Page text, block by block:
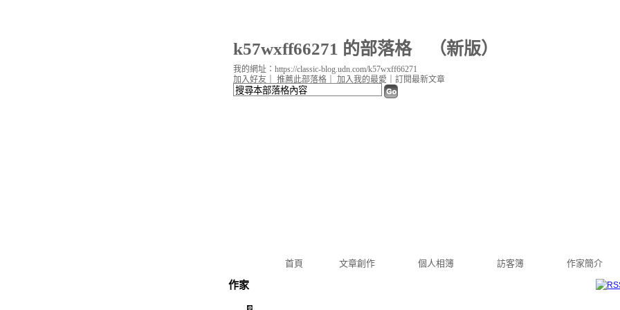
k57wxff66271 的部落格（新版）
首頁 文章創作 個人相簿 訪客簿 作家簡介
加入好友 推薦此部落格 加入我的最愛 訂閱最新文章
我的網址：https://classic-blog.udn.com/k57wxff66271
作家